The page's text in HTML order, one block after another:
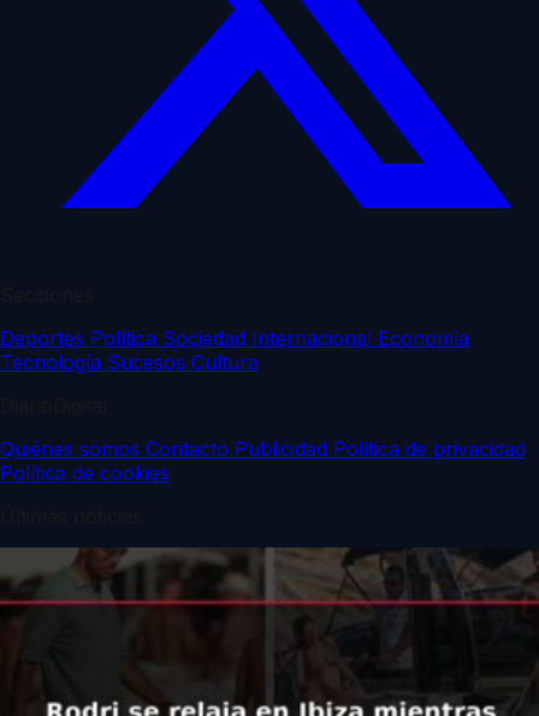
Deportes Política Sociedad Internacional Economía
Tecnología Sucesos Cultura
Quiénes somos Contacto Publicidad Política de privacidad
Política de cookies